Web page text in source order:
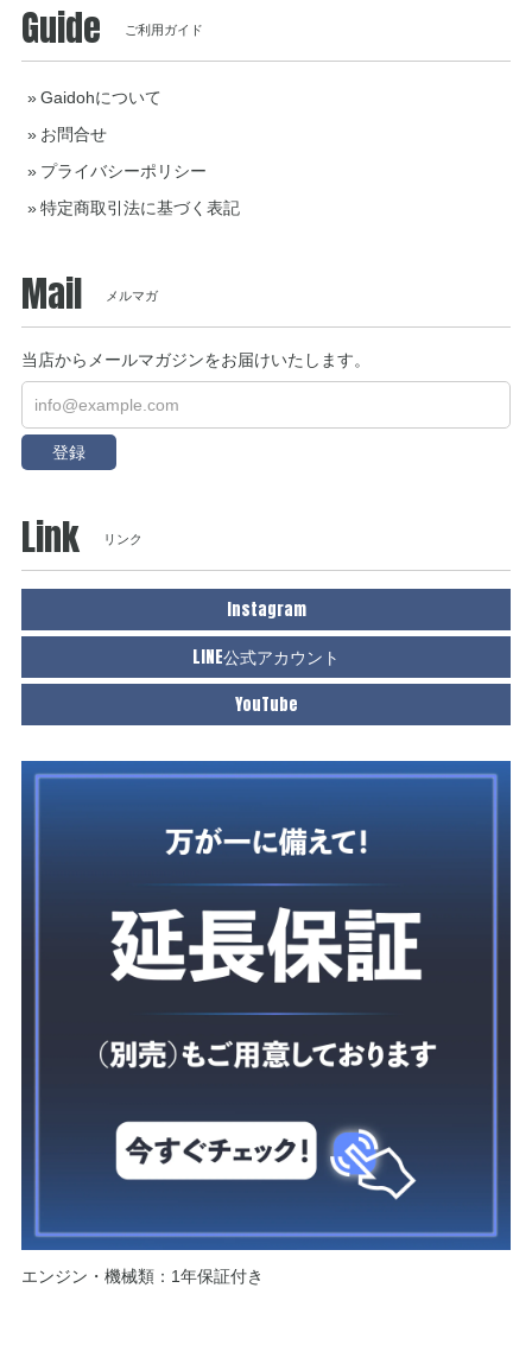
Guide ご利用ガイド
Gaidohについて
お問合せ
プライバシーポリシー
特定商取引法に基づく表記
Mail メルマガ
当店からメールマガジンをお届けいたします。
登録
Link リンク
Instagram
LINE公式アカウント
YouTube
エンジン・機械類：1年保証付き